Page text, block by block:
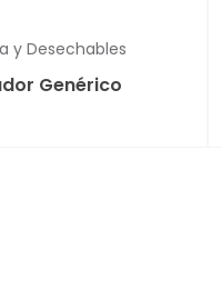
y Desechables
Genérico